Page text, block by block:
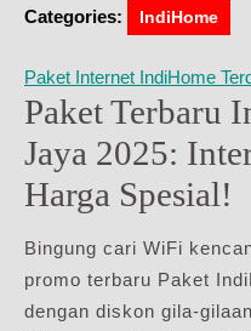
Categories: IndiHome
Paket Internet IndiHome
Paket Terbaru
Jaya 2025:
Harga Spesial!
Bingung cari WiFi
promo terbaru Paket
dengan diskon gila-